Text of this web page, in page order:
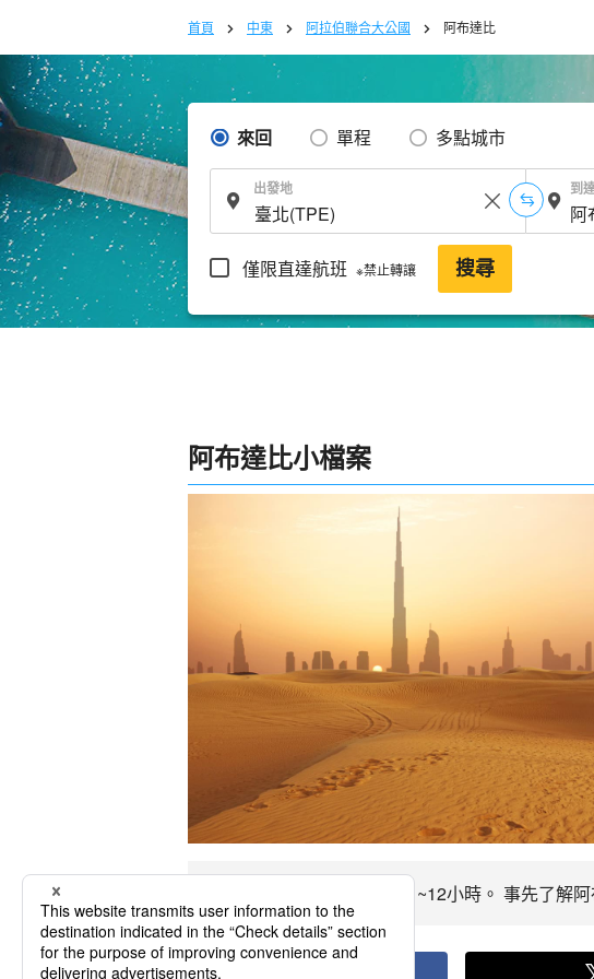
首頁 中東 阿拉伯聯合大公國 阿布達比
來回 單程 多點城市
出發地 到
僅限直達航班 ※禁止轉讓 搜尋
阿布達比小檔案
前往阿布達比飛行時間約11~12小時。 事先了解